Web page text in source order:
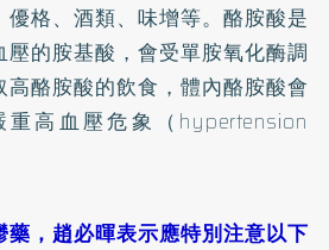
優格、酒類、味增等。酪胺酸是
的胺基酸，會受單胺氧化酶調
酪胺酸的飲食，體內酪胺酸會
重高血壓危象（hypertension
，趙必暉表示應特別注意以下